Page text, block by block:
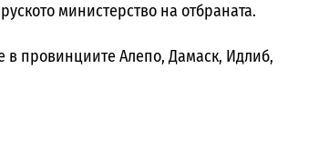
министерство на отбраната.
провинциите Алепо, Дамаск, Идлиб,